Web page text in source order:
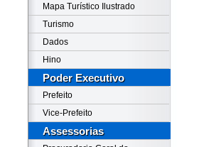
Mapa Turístico Ilustrado
Turismo
Dados
Hino
Poder Executivo
Prefeito
Vice-Prefeito
Assessorias